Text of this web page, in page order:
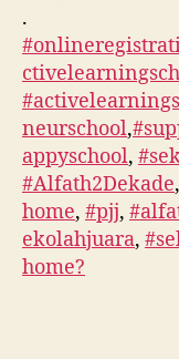
.
neurschool,
appyschool,
#Alfath2Dekade,
home, #pjj,
ekolahjuara,
home?️